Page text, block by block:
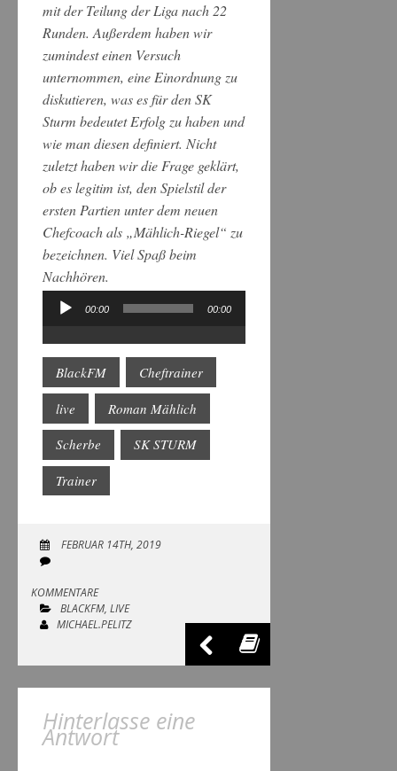
mit der Teilung der Liga nach 22
Runden. Außerdem haben wir
zumindest einen Versuch
unternommen, eine Einordnung zu
diskutieren, was es für den SK
Sturm bedeutet Erfolg zu haben und
wie man diesen definiert. Nicht
zuletzt haben wir die Frage geklärt,
ob es legitim ist, den Spielstil der
ersten Partien unter dem neuen
Chefcoach als „Mählich-Riegel“ zu
bezeichnen. Viel Spaß beim
Nachhören.
Audio-
00:00 00:00
BlackFM Cheftrainer
live Roman Mählich
Scherbe SK STURM
Trainer
FEBRUAR 14TH, 2019
KOMMENTARE
BLACKFM, LIVE
MICHAEL.PELITZ
Hinterlasse eine
Antwort